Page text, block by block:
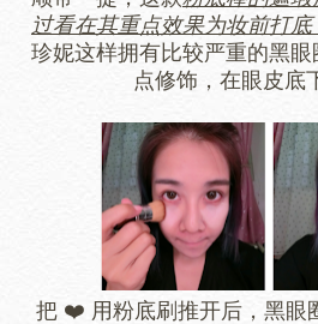
过看在其重点效果为妆前打
珍妮这样拥有比较严重的黑
点修饰，在眼皮
把 ❤️ 用粉底刷推开后，黑眼